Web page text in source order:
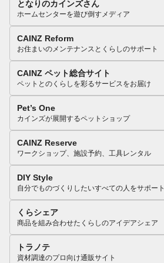
となりのカインズさん
ホームセンターを遊び倒すメディア
CAINZ Reform
お住まいのメンテナンスとくらしのサポート
CAINZ ペット総合サイト
ペットとのくらしを彩るサービスをお届け
Pet’s One
カインズが展開するペットショップ
CAINZ Reserve
ワークショップ、施設予約、工具レンタル
DIY Style
自分でものづくりしたいすべての人をサポート
くらシェア
商品を組み合わせたくらしのアイデアシェア
トラノテ
資材調達のプロ向け通販サイト